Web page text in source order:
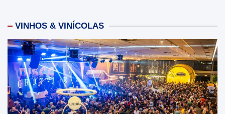
VINHOS & VINÍCOLAS